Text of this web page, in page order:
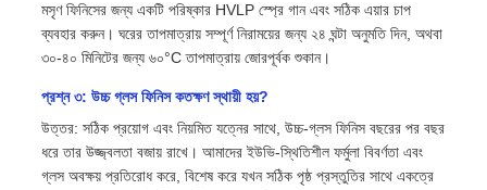
মসৃণ ফিনিসের জন্য একটি পরিষ্কার HVLP স্প্রে গান এবং সঠিক এয়ার চাপ
ব্যবহার করুন। ঘরের তাপমাত্রায় সম্পূর্ণ নিরাময়ের জন্য ২৪ ঘন্টা অনুমতি দিন, অথবা
৩০-৪০ মিনিটের জন্য ৬০°C তাপমাত্রায় জোরপূর্বক শুকান।
প্রশ্ন ৩: উচ্চ গ্লস ফিনিস কতক্ষণ স্থায়ী হয়?
উত্তর: সঠিক প্রয়োগ এবং নিয়মিত যত্নের সাথে, উচ্চ-গ্লস ফিনিস বছরের পর বছর
ধরে তার উজ্জ্বলতা বজায় রাখে। আমাদের ইউভি-স্থিতিশীল ফর্মুলা বিবর্ণতা এবং
গ্লস অবক্ষয় প্রতিরোধ করে, বিশেষ করে যখন সঠিক পৃষ্ঠ প্রস্তুতির সাথে একত্রে